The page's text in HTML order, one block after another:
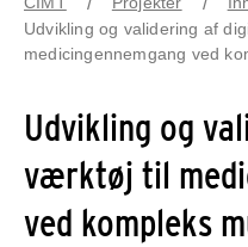
Udvikling og validering af
medicingennemgang ved
Udvikling og
værktøj til
ved kompleks